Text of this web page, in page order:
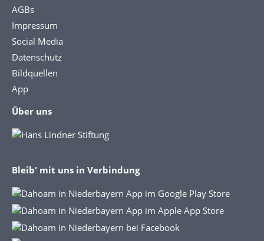
AGBs
Impressum
Social Media
Datenschutz
Bildquellen
App
Über uns
Bleib' mit uns in Verbindung